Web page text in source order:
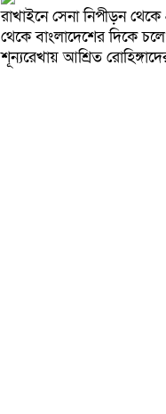
রাখাইনে সেনা নিপীড়ন
থেকে বাংলাদেশের দিকে
শূন্যরেখায় আশ্রিত